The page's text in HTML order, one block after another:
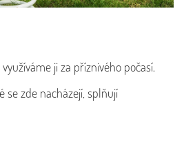
ji za příznivého počasí.
se zde nacházejí, splňují